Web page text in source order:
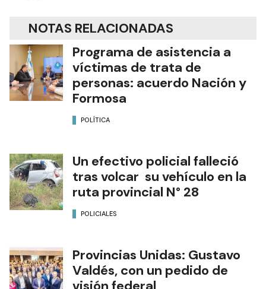
NOTAS RELACIONADAS
Programa de asistencia a
víctimas de trata de
personas: acuerdo Nación y
Formosa
POLÍTICA
Un efectivo policial falleció
tras volcar su vehículo en la
ruta provincial N° 28
POLICIALES
Provincias Unidas: Gustavo
Valdés, con un pedido de